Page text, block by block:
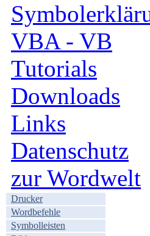
VBA - VB
Tutorials
Downloads
Links
Datenschutz
zur Wordwelt
Drucker
Wordbefehle
Symbolleisten